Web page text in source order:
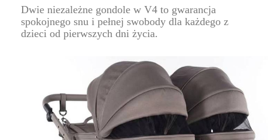
Dwie niezależne gondole w V4 to gwarancja
spokojnego snu i pełnej swobody dla każdego z
dzieci od pierwszych dni życia.